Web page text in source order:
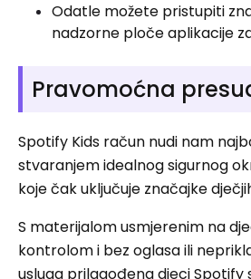
Odatle možete pristupiti
nadzorne ploče aplikacije
Pravomoćna
Spotify Kids račun nudi nam
stvaranjem idealnog sigurnog
koje čak uključuje značajke
S materijalom usmjerenim na
kontrolom i bez oglasa ili
usluga prilagođena djeci Spotify